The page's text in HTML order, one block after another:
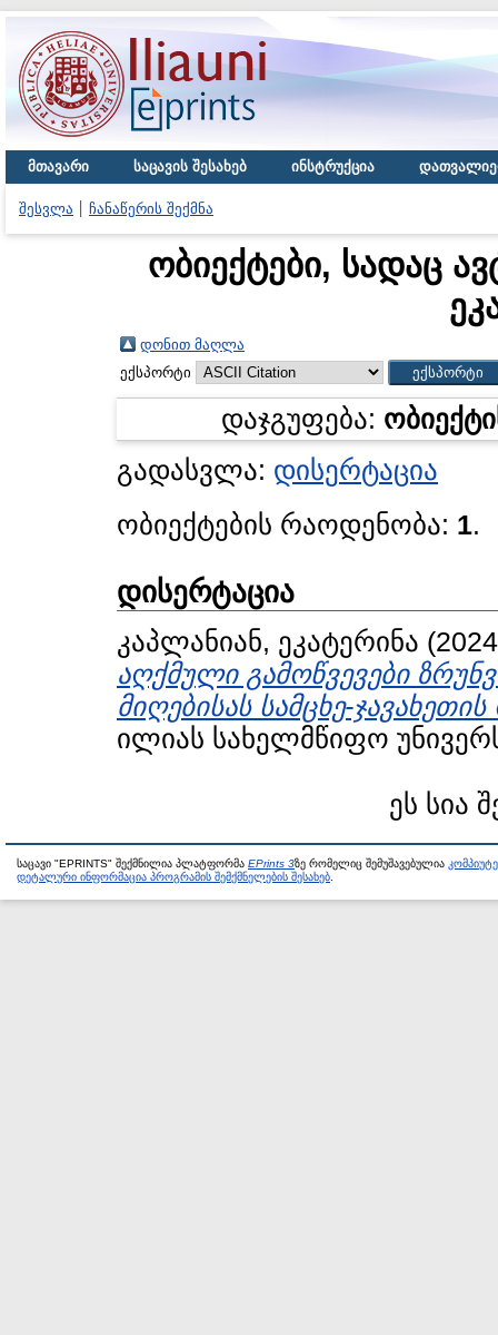
მთავარი საცავის შესახებ ინსტრუქცია
შესვლა ჩანაწერის შექმნა
ობიექტები, სადაც
დონით მაღლა
ექსპორტი
დაჯგუფება:
გადასვლა: დისერტაცია
ობიექტების რაოდენობა: 1.
დისერტაცია
კაპლანიან, ეკატერინა
აღქმული გამოწვევები
მიღებისას სამცხე-
ილიას სახელმწიფო
ეს სია
საცავი "EPRINTS" შექმნილია პლატფორმა EPrints 3ზე რომელიც შემუშავებულია
დეტალური ინფორმაცია პროგრამის შემქმნელების შესახებ